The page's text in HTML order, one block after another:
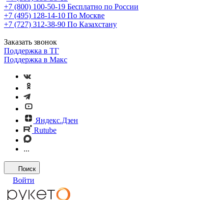
+7 (800) 100-50-19 Бесплатно по России
+7 (495) 128-14-10 По Москве
+7 (727) 312-38-90 По Казахстану
Заказать звонок
Поддержка в ТГ
Поддержка в Макс
Яндекс.Дзен
Rutube
...
Поиск
Войти